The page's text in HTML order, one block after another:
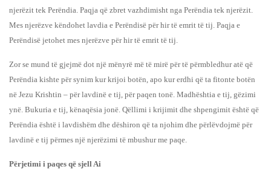
njerëzit tek Perëndia. Paqja që zbret vazhdimisht nga Perëndia tek njerëzit.
Mes njerëzve këndohet lavdia e Perëndisë për hir të emrit të tij. Paqja e
Perëndisë jetohet mes njerëzve për hir të emrit të tij.
Zor se mund të gjejmë dot një mënyrë më të mirë për të përmbledhur atë që
Perëndia kishte për synim kur krijoi botën, apo kur erdhi që ta fitonte botën
në Jezu Krishtin – për lavdinë e tij, për paqen tonë. Madhështia e tij, gëzimi
ynë. Bukuria e tij, kënaqësia jonë. Qëllimi i krijimit dhe shpengimit është që
Perëndia është i lavdishëm dhe dëshiron që ta njohim dhe përlëvdojmë për
lavdinë e tij përmes një njerëzimi të mbushur me paqe.
Përjetimi i paqes që sjell Ai